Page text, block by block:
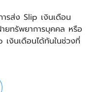
รส่ง Slip เงินเดือน
ยทรัพยาการบุคคล หรือ
งินเดือนได้ทันในช่วงที่